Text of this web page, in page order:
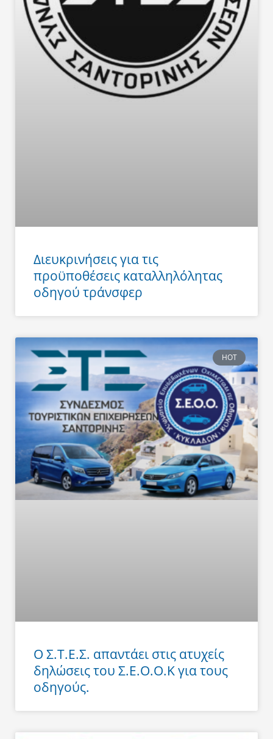
Διευκρινήσεις για τις
προϋποθέσεις καταλληλόλητας
οδηγού τράνσφερ
HOT
Ο Σ.Τ.Ε.Σ. απαντάει στις ατυχείς
δηλώσεις του Σ.Ε.Ο.Ο.Κ για τους
οδηγούς.